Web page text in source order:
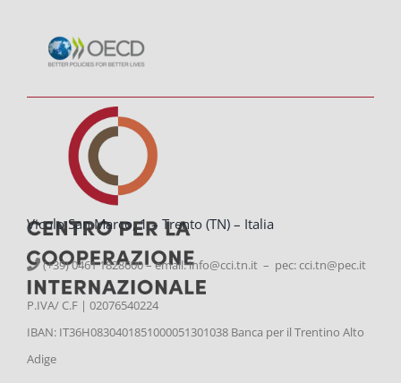
Vicolo San Marco, 1 – Trento (TN) – Italia
(+39) 0461 1828600 – email:info@cci.tn.it – pec: cci.tn@pec.it
P.IVA/ C.F | 02076540224
IBAN: IT36H0830401851000051301038 Banca per il Trentino Alto
Adige